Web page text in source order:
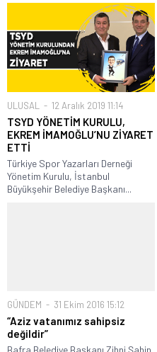
ULUSAL 12 Aralık 2019 11:14
TSYD YÖNETİM KURULU,
EKREM İMAMOĞLU’NU ZİYARET
ETTİ
Türkiye Spor Yazarları Derneği
Yönetim Kurulu, İstanbul
Büyükşehir Belediye Başkanı...
GÜNDEM 31 Ekim 2016 15:12
“Aziz vatanımız sahipsiz
değildir”
Bafra Belediye Başkanı Zihni Şahin,